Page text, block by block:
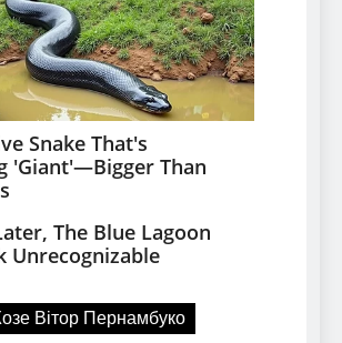
Вітор Пернамбуко